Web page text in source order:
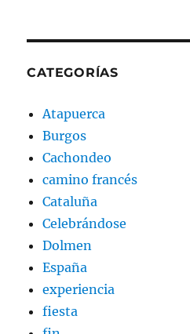
CATEGORÍAS
Atapuerca
Burgos
Cachondeo
camino francés
Cataluña
Celebrándose
Dolmen
España
experiencia
fiesta